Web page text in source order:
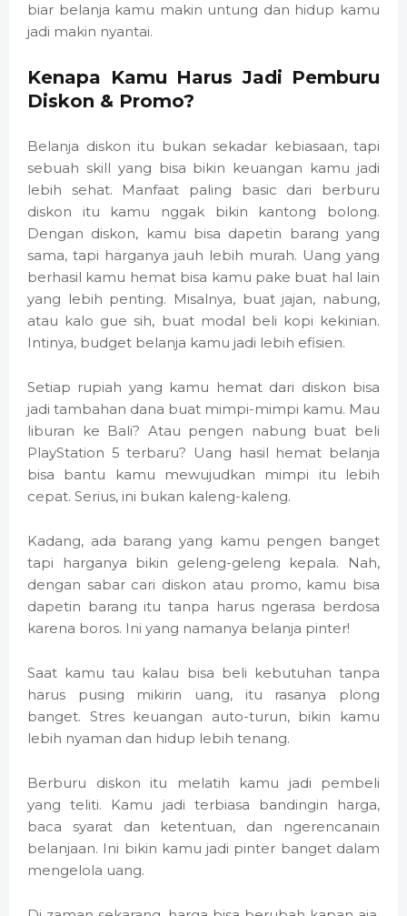
biar belanja kamu makin untung dan hidup kamu
jadi makin nyantai.
Kenapa Kamu Harus Jadi Pemburu
Diskon & Promo?
Belanja diskon itu bukan sekadar kebiasaan, tapi
sebuah skill yang bisa bikin keuangan kamu jadi
lebih sehat. Manfaat paling basic dari berburu
diskon itu kamu nggak bikin kantong bolong.
Dengan diskon, kamu bisa dapetin barang yang
sama, tapi harganya jauh lebih murah. Uang yang
berhasil kamu hemat bisa kamu pake buat hal lain
yang lebih penting. Misalnya, buat jajan, nabung,
atau kalo gue sih, buat modal beli kopi kekinian.
Intinya, budget belanja kamu jadi lebih efisien.
Setiap rupiah yang kamu hemat dari diskon bisa
jadi tambahan dana buat mimpi-mimpi kamu. Mau
liburan ke Bali? Atau pengen nabung buat beli
PlayStation 5 terbaru? Uang hasil hemat belanja
bisa bantu kamu mewujudkan mimpi itu lebih
cepat. Serius, ini bukan kaleng-kaleng.
Kadang, ada barang yang kamu pengen banget
tapi harganya bikin geleng-geleng kepala. Nah,
dengan sabar cari diskon atau promo, kamu bisa
dapetin barang itu tanpa harus ngerasa berdosa
karena boros. Ini yang namanya belanja pinter!
Saat kamu tau kalau bisa beli kebutuhan tanpa
harus pusing mikirin uang, itu rasanya plong
banget. Stres keuangan auto-turun, bikin kamu
lebih nyaman dan hidup lebih tenang.
Berburu diskon itu melatih kamu jadi pembeli
yang teliti. Kamu jadi terbiasa bandingin harga,
baca syarat dan ketentuan, dan ngerencanain
belanjaan. Ini bikin kamu jadi pinter banget dalam
mengelola uang.